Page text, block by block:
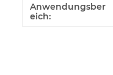
Anwendungsber
eich: